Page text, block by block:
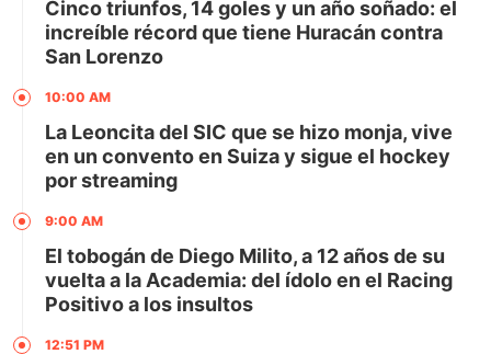
Cinco triunfos, 14 goles y un año soñado: el
increíble récord que tiene Huracán contra
San Lorenzo
10:00 AM
La Leoncita del SIC que se hizo monja, vive
en un convento en Suiza y sigue el hockey
por streaming
9:00 AM
El tobogán de Diego Milito, a 12 años de su
vuelta a la Academia: del ídolo en el Racing
Positivo a los insultos
12:51 PM